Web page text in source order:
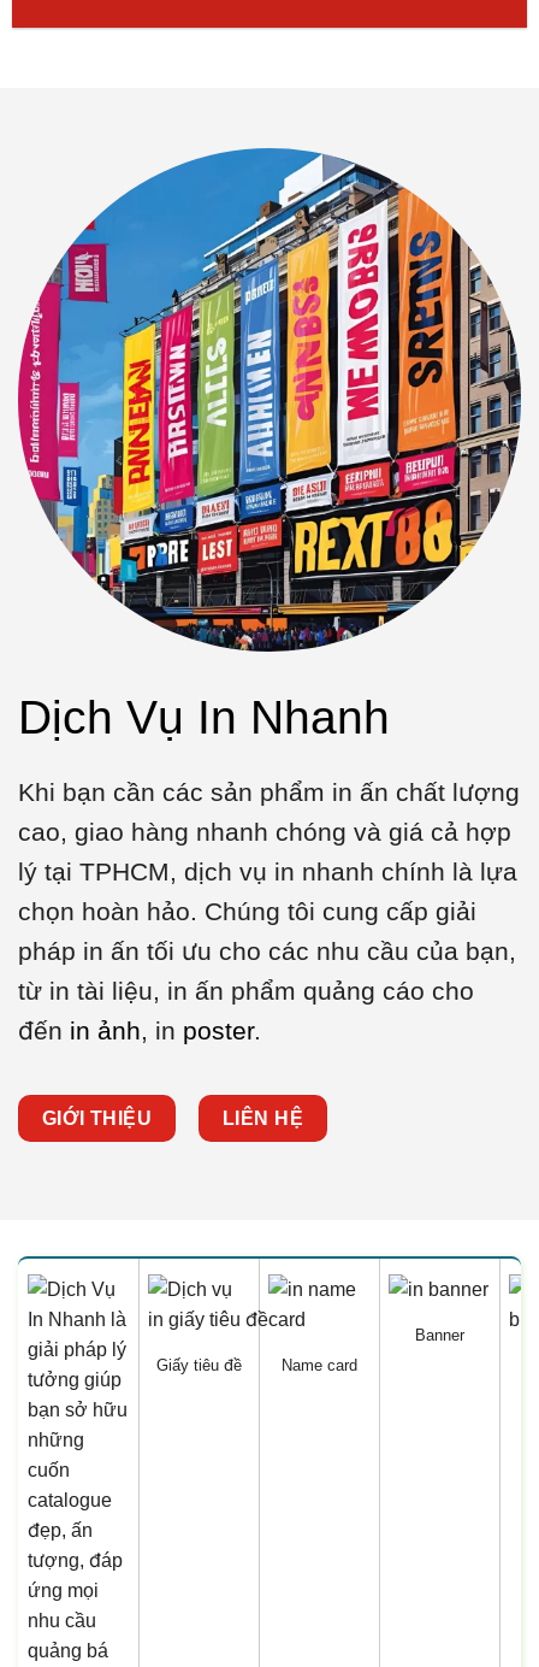
Dịch Vụ In Nhanh
Khi bạn cần các sản phẩm in ấn chất lượng
cao, giao hàng nhanh chóng và giá cả hợp
lý tại TPHCM, dịch vụ in nhanh chính là lựa
chọn hoàn hảo. Chúng tôi cung cấp giải
pháp in ấn tối ưu cho các nhu cầu của bạn,
từ in tài liệu, in ấn phẩm quảng cáo cho
đến in ảnh , in poster.
GIỚI THIỆU LIÊN HỆ
Giấy tiêu đề Name card
Banner